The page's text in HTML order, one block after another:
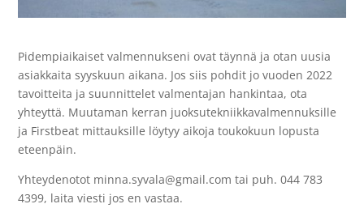
Pidempiaikaiset valmennukseni ovat täynnä ja otan uusia
asiakkaita syyskuun aikana. Jos siis pohdit jo vuoden 2022
tavoitteita ja suunnittelet valmentajan hankintaa, ota
yhteyttä. Muutaman kerran juoksutekniikkavalmennuksille
ja Firstbeat mittauksille löytyy aikoja toukokuun lopusta
eteenpäin.
Yhteydenotot minna.syvala@gmail.com tai puh. 044 783
4399, laita viesti jos en vastaa.